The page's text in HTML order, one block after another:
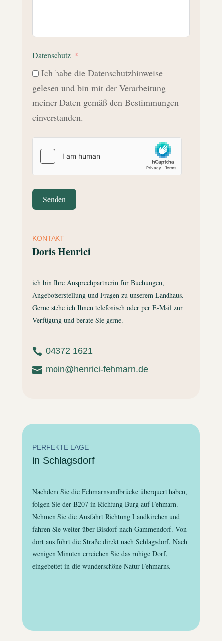
Datenschutz
Ich habe die Datenschutzhinweise
gelesen und bin mit der Verarbeitung
meiner Daten gemäß den Bestimmungen
einverstanden.
Senden
KONTAKT
Doris Henrici
ich bin Ihre Ansprechpartnerin für Buchungen,
Angebotserstellung und Fragen zu unserem Landhaus.
Gerne stehe ich Ihnen telefonisch oder per E-Mail zur
Verfügung und berate Sie gerne.
 04372 1621
 moin@henrici-fehmarn.de
PERFEKTE LAGE
in Schlagsdorf
Nachdem Sie die Fehmarnsundbrücke überquert haben,
folgen Sie der B207 in Richtung Burg auf Fehmarn.
Nehmen Sie die Ausfahrt Richtung Landkirchen und
fahren Sie weiter über Bisdorf nach Gammendorf. Von
dort aus führt die Straße direkt nach Schlagsdorf. Nach
wenigen Minuten erreichen Sie das ruhige Dorf,
eingebettet in die wunderschöne Natur Fehmarns.